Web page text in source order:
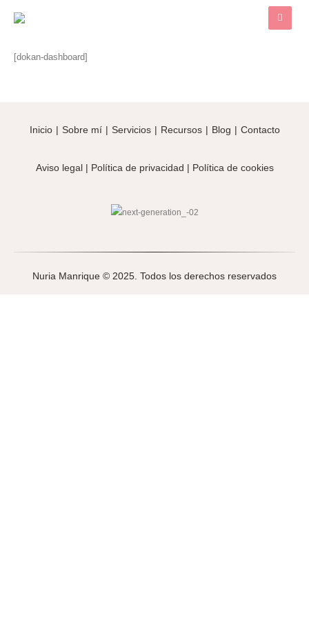
[dokan-dashboard]
Inicio | Sobre mí | Servicios | Recursos | Blog | Contacto
Aviso legal| Política de privacidad | Política de cookies
Nuria Manrique © 2025. Todos los derechos reservados